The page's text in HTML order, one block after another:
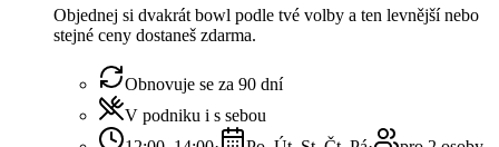
Objednej si dvakrát bowl podle tvé volby a ten levnější nebo
stejné ceny dostaneš zdarma.
Obnovuje se za 90 dní
V podniku i s sebou